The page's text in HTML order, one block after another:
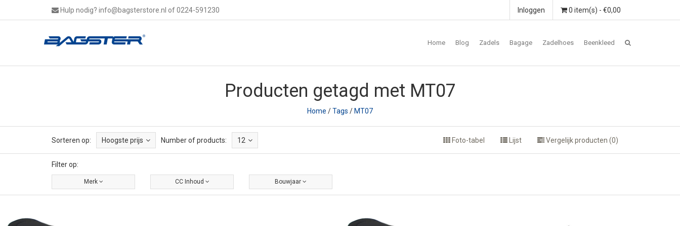
Hulp nodig? info@bagsterstore.nl of 0224-591230 0 item(s) - €0,00
Inloggen
Home Blog Zadels Bagage Zadelhoes Beenkleed
Producten getagd met MT07
Home /Tags /MT07
Sorteren op: Hoogste prijs Number of products: 12 Foto-tabel Lijst Vergelijk producten (0)
Filter op:
Merk CC Inhoud Bouwjaar